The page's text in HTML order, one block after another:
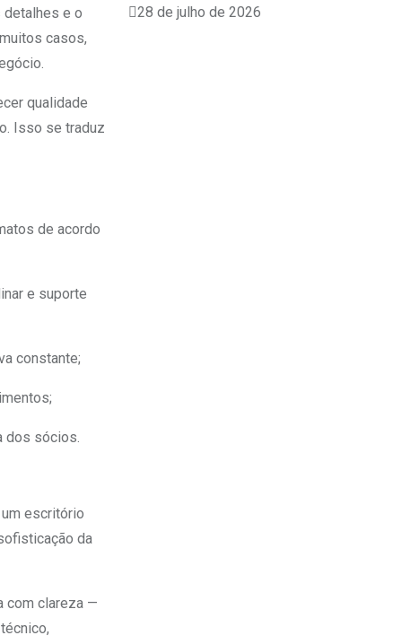
detalhes e o
casos,
qualidade
Isso se traduz
de acordo
e suporte
constante;
dos sócios.
escritório
da
com clareza —
28 de julho de 2026